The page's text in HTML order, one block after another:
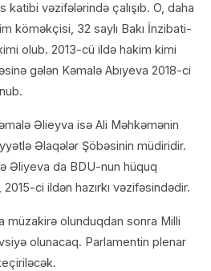
vəzifələrində çalışıb. O, daha
köməkçisi, 32 saylı Bakı İnzibati-
olub. 2013-cü ildə hakim kimi
gələn Kəmalə Abıyeva 2018-ci
Əlieyva isə Ali Məhkəmənin
Əlaqələr Şöbəsinin müdiridir.
Əliyeva da BDU-nun hüquq
ci ildən hazırkı vəzifəsindədir.
müzakirə olunduqdan sonra Milli
olunacaq. Parlamentin plenar